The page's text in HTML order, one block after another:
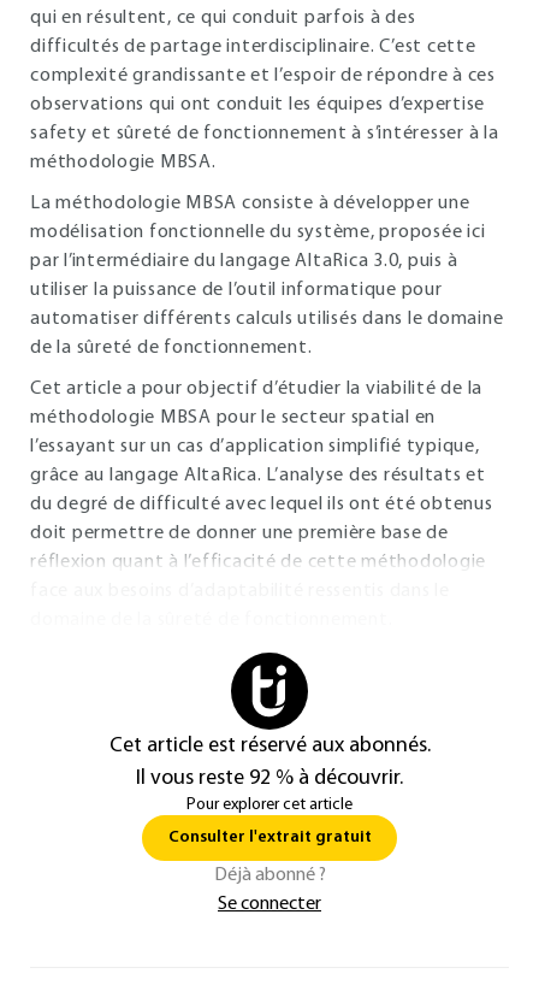
qui en résultent, ce qui conduit parfois à des
difficultés de partage interdisciplinaire. C’est cette
complexité grandissante et l’espoir de répondre à ces
observations qui ont conduit les équipes d’expertise
safety et sûreté de fonctionnement à s’intéresser à la
méthodologie MBSA.
La méthodologie MBSA consiste à développer une
modélisation fonctionnelle du système, proposée ici
par l’intermédiaire du langage AltaRica 3.0, puis à
utiliser la puissance de l’outil informatique pour
automatiser différents calculs utilisés dans le domaine
de la sûreté de fonctionnement.
Cet article a pour objectif d’étudier la viabilité de la
méthodologie MBSA pour le secteur spatial en
l’essayant sur un cas d’application simplifié typique,
grâce au langage AltaRica. L’analyse des résultats et
du degré de difficulté avec lequel ils ont été obtenus
doit permettre de donner une première base de
réflexion quant à l’efficacité de cette méthodologie
Cet article est réservé aux abonnés.
Il vous reste 92 % à découvrir.
Pour explorer cet article
Consulter l'extrait gratuit
Déjà abonné ?
Se connecter